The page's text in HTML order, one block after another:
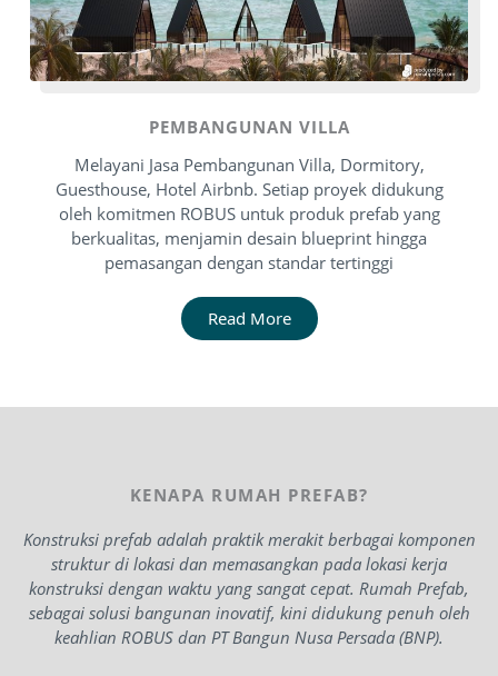
PEMBANGUNAN VILLA
Melayani Jasa Pembangunan Villa, Dormitory,
Guesthouse, Hotel Airbnb. Setiap proyek didukung
oleh komitmen ROBUS untuk produk prefab yang
berkualitas, menjamin desain blueprint hingga
pemasangan dengan standar tertinggi
Read More
KENAPA RUMAH PREFAB?
Konstruksi prefab adalah praktik merakit berbagai komponen
struktur di lokasi dan memasangkan pada lokasi kerja
konstruksi dengan waktu yang sangat cepat. Rumah Prefab,
sebagai solusi bangunan inovatif, kini didukung penuh oleh
keahlian ROBUS dan PT Bangun Nusa Persada (BNP).